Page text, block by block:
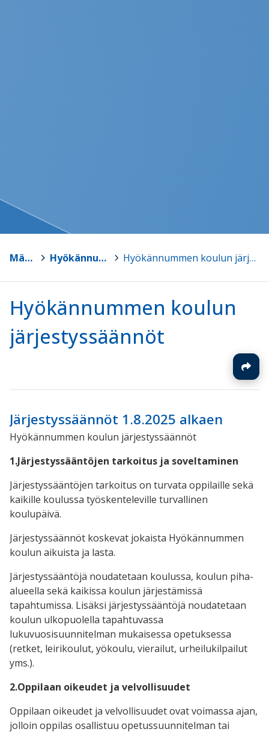
Mäntsälä Hyökännummen koulu > Hyökännummen koulun järjestyssäännöt
Hyökännummen koulun
järjestyssäännöt
Järjestyssäännöt 1.8.2025 alkaen
Hyökännummen koulun järjestyssäännöt
1.Järjestyssääntöjen tarkoitus ja soveltaminen
Järjestyssääntöjen tarkoitus on turvata oppilaille sekä
kaikille koulussa työskenteleville turvallinen
koulupäivä.
Järjestyssäännöt koskevat jokaista Hyökännummen
koulun aikuista ja lasta.
Järjestyssääntöjä noudatetaan koulussa, koulun piha-
alueella sekä kaikissa koulun järjestämissä
tapahtumissa. Lisäksi järjestyssääntöjä noudatetaan
koulun ulkopuolella tapahtuvassa
lukuvuosisuunnitelman mukaisessa opetuksessa
(retket, leirikoulut, yökoulu, vierailut, urheilukilpailut
yms.).
2.Oppilaan oikeudet ja velvollisuudet
Oppilaan oikeudet ja velvollisuudet ovat voimassa ajan,
jolloin oppilas osallistuu opetussuunnitelman tai